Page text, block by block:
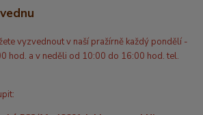
vyzvednout v naší pražírně každý pondělí -
hod. a v neděli od 10:00 do 16:00 hod. tel.